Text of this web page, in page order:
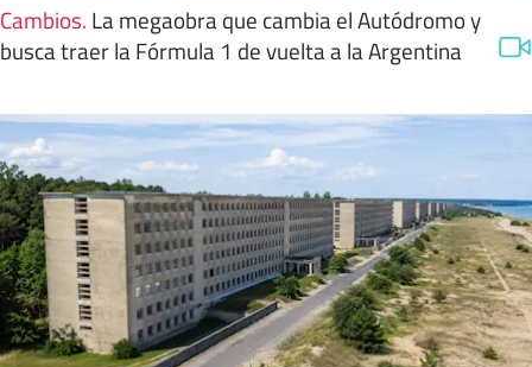
Cambios. La megaobra que cambia el Autódromo y
busca traer la Fórmula 1 de vuelta a la Argentina